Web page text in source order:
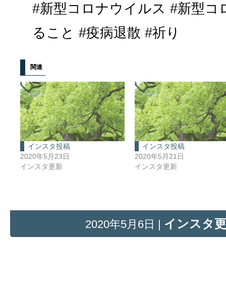
#新型コロナウイルス #新型コ
ること #疫病退散 #祈り
関連
インスタ投稿
2020年5月23日
インスタ更新
インスタ投稿
2020年5月21日
インスタ更新
2020年5月6日 | インスタ